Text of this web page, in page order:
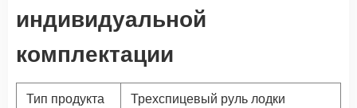
индивидуальной
комплектации
Тип продукта
Трехспицевый руль лодки